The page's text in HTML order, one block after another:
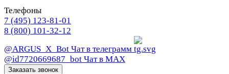
Телефоны
7 (495) 123-81-01
8 (800) 101-32-12
@ARGUS_X_Bot Чат в телеграмм
@id7720669687_bot Чат в МАХ
Заказать звонок